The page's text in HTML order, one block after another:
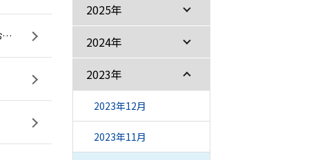
2025年
2024年
2023年
2023年12月
2023年11月
「全国地域サッカーチャンピオンズリーグ2023」1次ラウンド組合せ決定のお知らせ